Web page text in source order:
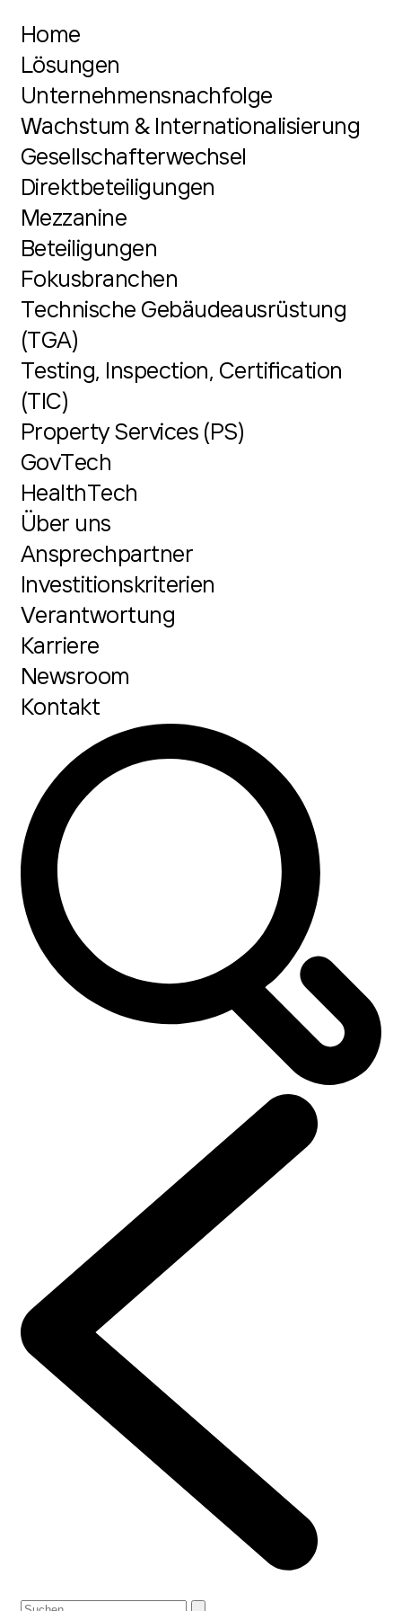
Home
Lösungen
Unternehmensnachfolge
Wachstum & Internationalisierung
Gesellschafterwechsel
Direktbeteiligungen
Mezzanine
Beteiligungen
Fokusbranchen
Technische Gebäudeausrüstung
(TGA)
Testing, Inspection, Certification
(TIC)
Property Services (PS)
GovTech
HealthTech
Über uns
Ansprechpartner
Investitionskriterien
Verantwortung
Karriere
Newsroom
Kontakt